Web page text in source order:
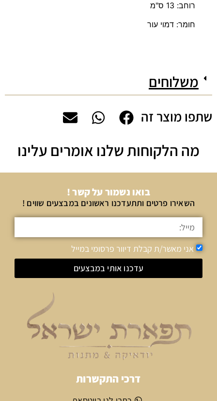
רוחב: 13 ס"מ
חומר: דמוי עור
משלוחים
שתפו מוצר זה
מה הלקוחות שלנו אומרים עלינו
בואו נשמור על קשר !
השאירו פרטים ותתעדכנו ראשונים במבצעים שווים !
אני מאשר/ת קבלת דיוור פרסומי במייל
עדכנו אותי במבצעים
דרכי התקשרות